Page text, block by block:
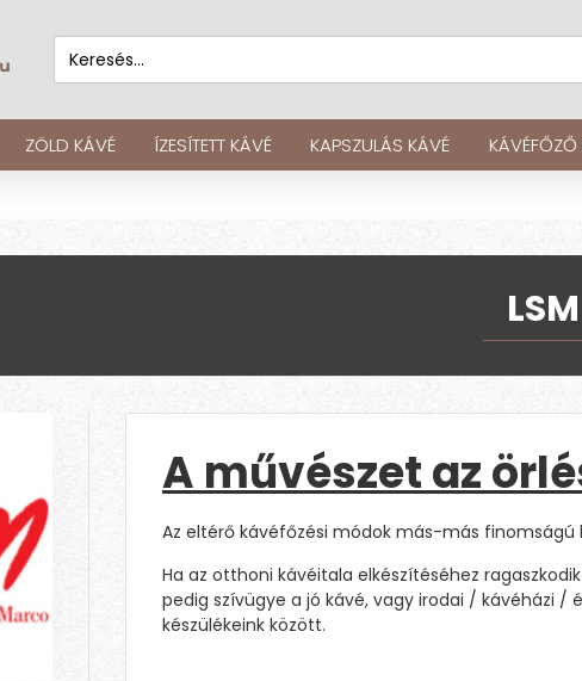
ZÖLD KÁVÉ ÍZESÍTETT KÁVÉ KAPSZULÁS KÁVÉ KÁVÉFŐZŐ
LSM
A művészet az
Az eltérő kávéfőzési módok más-más
Ha az otthoni kávéitala elkészítéséhez
pedig szívügye a jó kávé, vagy irodai / kávéházi
készülékeink között.